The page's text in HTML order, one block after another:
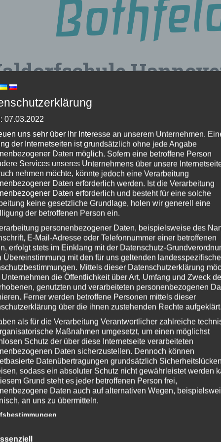
11. März 2022
(alle Klassen): Wir habenDona nobis
ein ukrainisches Lied ein. Wir werden das
dieser Aktion!
07.03.2022
uns sehr über Ihr Interesse an unserem Unternehmen.
der Internetseiten ist grundsätzlich ohne jede Angabe
Daten möglich. Sofern eine betroffene Person
Services unseres Unternehmens über unsere
nehmen möchte, könnte jedoch eine Verarbeitung
Daten erforderlich werden. Ist die Verarbeitung
Daten erforderlich und besteht für eine solche
keine gesetzliche Grundlage, holen wir generell eine
der betroffenen Person ein.
personenbezogener Daten, beispielsweise des
E-Mail-Adresse oder Telefonnummer einer betroffenen
erfolgt stets im Einklang mit der Datenschutz-
Übereinstimmung mit den für uns geltenden
Mittels dieser Datenschutzerklärung
Unternehmen die Öffentlichkeit über Art, Umfang und Zweck
genutzten und verarbeiteten personenbezogenen
Ferner werden betroffene Personen mittels dieser
über die ihnen zustehenden Rechte aufgeklärt.
als für die Verarbeitung Verantwortlicher zahlreiche
Maßnahmen umgesetzt, um einen möglichst
Schutz der über diese Internetseite verarbeiteten
Daten sicherzustellen. Dennoch können
Datenübertragungen grundsätzlich Sicherheitslücken
sodass ein absoluter Schutz nicht gewährleistet werden
Grund steht es jeder betroffenen Person frei,
Daten auch auf alternativen Wegen,
an uns zu übermitteln.
beruht auf den Begrifflichkeiten, die durch